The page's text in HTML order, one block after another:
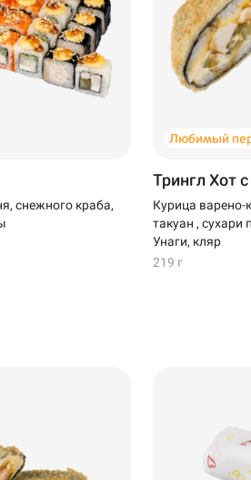
снежного краба,
Любимый
Трингл Хот
Курица
такуан , сухари
Унаги, кляр
219 г
Стерлитамак